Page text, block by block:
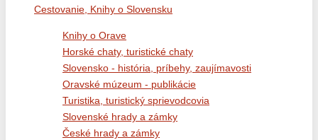
Cestovanie, Knihy o Slovensku
Knihy o Orave
Horské chaty, turistické chaty
Slovensko - história, príbehy, zaujímavosti
Oravské múzeum - publikácie
Turistika, turistický sprievodcovia
Slovenské hrady a zámky
České hrady a zámky